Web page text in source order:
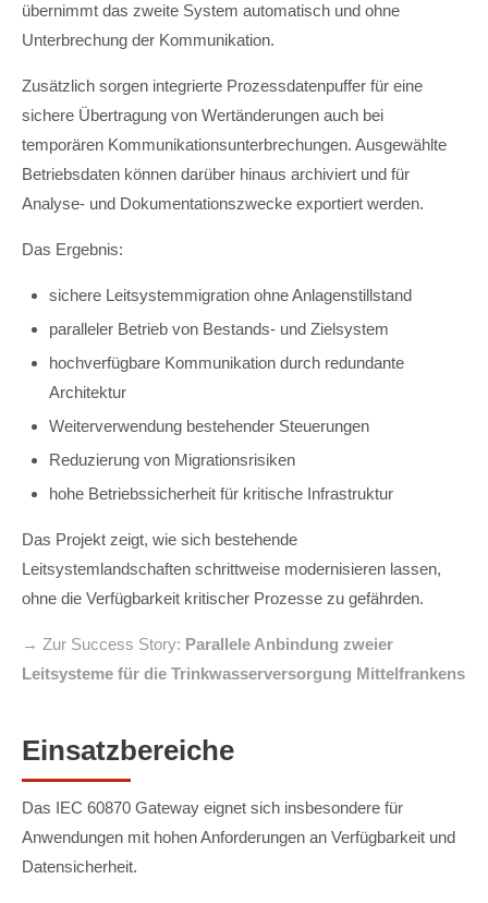
übernimmt das zweite System automatisch und ohne
Unterbrechung der Kommunikation.
Zusätzlich sorgen integrierte Prozessdatenpuffer für eine
sichere Übertragung von Wertänderungen auch bei
temporären Kommunikationsunterbrechungen. Ausgewählte
Betriebsdaten können darüber hinaus archiviert und für
Analyse- und Dokumentationszwecke exportiert werden.
Das Ergebnis:
sichere Leitsystemmigration ohne Anlagenstillstand
paralleler Betrieb von Bestands- und Zielsystem
hochverfügbare Kommunikation durch redundante
Architektur
Weiterverwendung bestehender Steuerungen
Reduzierung von Migrationsrisiken
hohe Betriebssicherheit für kritische Infrastruktur
Das Projekt zeigt, wie sich bestehende
Leitsystemlandschaften schrittweise modernisieren lassen,
ohne die Verfügbarkeit kritischer Prozesse zu gefährden.
→ Zur Success Story: Parallele Anbindung zweier
Leitsysteme für die Trinkwasserversorgung Mittelfrankens
Einsatzbereiche
Das IEC 60870 Gateway eignet sich insbesondere für
Anwendungen mit hohen Anforderungen an Verfügbarkeit und
Datensicherheit.